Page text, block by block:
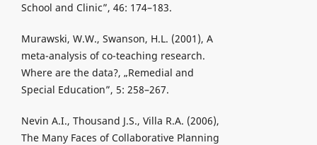
School and Clinic”, 46: 174–183.
Murawski, W.W., Swanson, H.L. (2001), A
meta-analysis of co-teaching research.
Where are the data?, „Remedial and
Special Education”, 5: 258–267.
Nevin A.I., Thousand J.S., Villa R.A. (2006),
The Many Faces of Collaborative Planning